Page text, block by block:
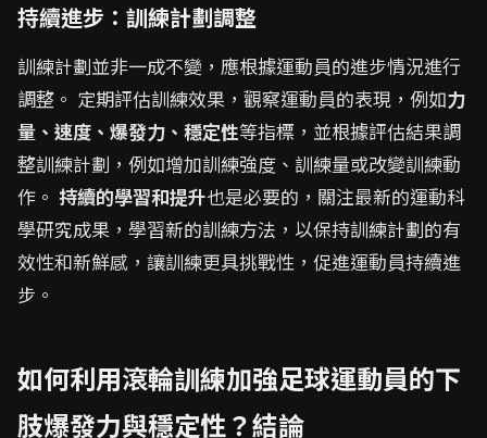
持續進步：訓練計劃調整
訓練計劃並非一成不變，應根據運動員的進步情況進行
調整。 定期評估訓練效果，觀察運動員的表現，例如力
量、速度、爆發力、穩定性等指標，並根據評估結果調
整訓練計劃，例如增加訓練強度、訓練量或改變訓練動
作。 持續的學習和提升也是必要的，關注最新的運動科
學研究成果，學習新的訓練方法，以保持訓練計劃的有
效性和新鮮感，讓訓練更具挑戰性，促進運動員持續進
步。
如何利用滾輪訓練加強足球運動員的下
肢爆發力與穩定性？結論